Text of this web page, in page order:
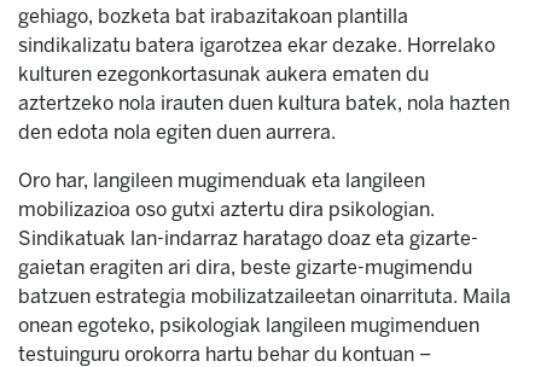
gehiago, bozketa bat irabazitakoan plantilla
sindikalizatu batera igarotzea ekar dezake. Horrelako
kulturen ezegonkortasunak aukera ematen du
aztertzeko nola irauten duen kultura batek, nola hazten
den edota nola egiten duen aurrera.
Oro har, langileen mugimenduak eta langileen
mobilizazioa oso gutxi aztertu dira psikologian.
Sindikatuak lan-indarraz haratago doaz eta gizarte-
gaietan eragiten ari dira, beste gizarte-mugimendu
batzuen estrategia mobilizatzaileetan oinarrituta. Maila
onean egoteko, psikologiak langileen mugimenduen
testuinguru orokorra hartu behar du kontuan –